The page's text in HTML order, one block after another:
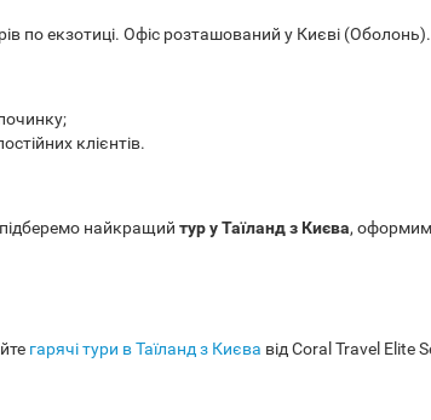
по екзотиці. Офіс розташований у Києві
клієнтів.
найкращийтур у Таїланд з Києва,
гарячі тури в Таїланд з Києва від Coral Travel Elite